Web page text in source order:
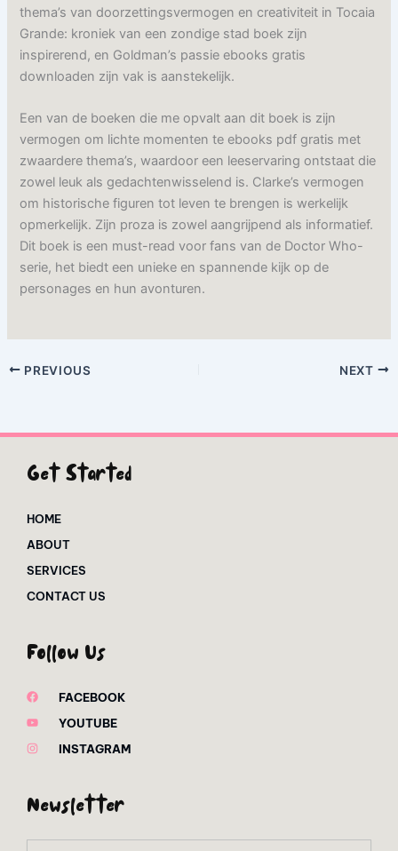
thema’s van doorzettingsvermogen en creativiteit in Tocaia
Grande: kroniek van een zondige stad boek zijn
inspirerend, en Goldman’s passie ebooks gratis
downloaden zijn vak is aanstekelijk.
Een van de boeken die me opvalt aan dit boek is zijn
vermogen om lichte momenten te ebooks pdf gratis met
zwaardere thema’s, waardoor een leeservaring ontstaat die
zowel leuk als gedachtenwisselend is. Clarke’s vermogen
om historische figuren tot leven te brengen is werkelijk
opmerkelijk. Zijn proza is zowel aangrijpend als informatief.
Dit boek is een must-read voor fans van de Doctor Who-
serie, het biedt een unieke en spannende kijk op de
personages en hun avonturen.
PREVIOUS NEXT
Get Started
HOME
ABOUT
SERVICES
CONTACT US
Follow Us
FACEBOOK
YOUTUBE
INSTAGRAM
Newsletter